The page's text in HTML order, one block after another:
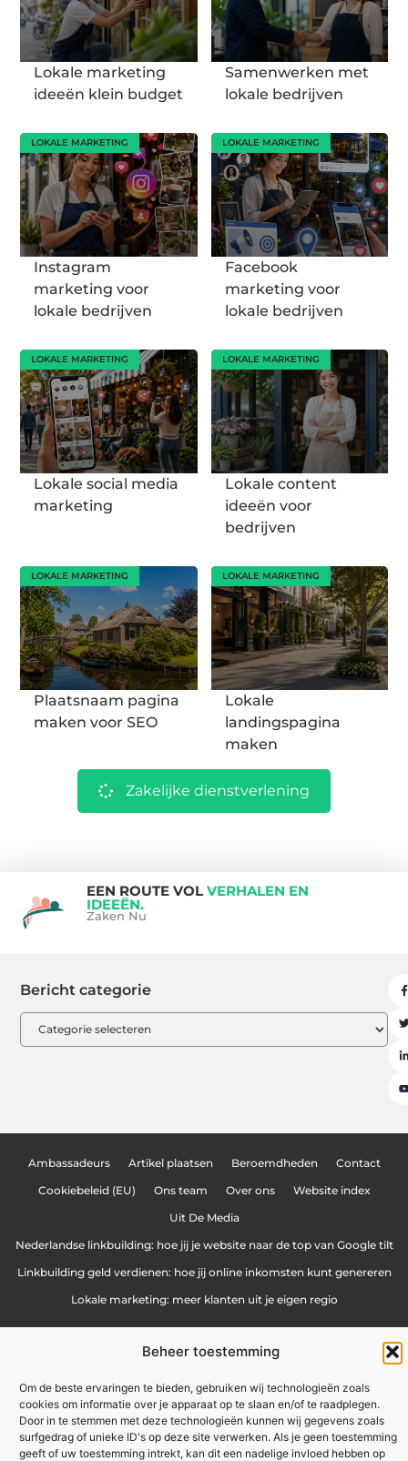
Beheer toestemming
Om de beste ervaringen te bieden, gebruiken wij technologieën zoals
cookies om informatie over je apparaat op te slaan en/of te raadplegen.
Door in te stemmen met deze technologieën kunnen wij gegevens zoals
surfgedrag of unieke ID's op deze site verwerken. Als je geen toestemming
geeft of uw toestemming intrekt, kan dit een nadelige invloed hebben op
Lokale marketing
ideeën klein budget
Samenwerken met
lokale bedrijven
LOKALE MARKETING
Instagram
marketing voor
lokale bedrijven
LOKALE MARKETING
Facebook
marketing voor
lokale bedrijven
LOKALE MARKETING
Lokale social media
marketing
LOKALE MARKETING
Lokale content
ideeën voor
bedrijven
LOKALE MARKETING
Plaatsnaam pagina
maken voor SEO
LOKALE MARKETING
Lokale
landingspagina
maken
Zakelijke dienstverlening
EEN ROUTE VOL VERHALEN EN
IDEEËN.
Zaken Nu
Bericht categorie
Ambassadeurs Artikel plaatsen Beroemdheden Contact
Cookiebeleid (EU) Ons team Over ons Website index
Uit De Media
Nederlandse linkbuilding: hoe jij je website naar de top van Google tilt
Linkbuilding geld verdienen: hoe jij online inkomsten kunt genereren
Lokale marketing: meer klanten uit je eigen regio
All Rights Reserved © 2025
zakennu.be